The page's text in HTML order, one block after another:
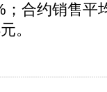
；合约销售平
。